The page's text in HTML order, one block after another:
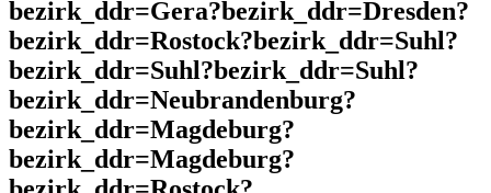
bezirk_ddr=Gera?bezirk_ddr=Dresden?
bezirk_ddr=Rostock?bezirk_ddr=Suhl?
bezirk_ddr=Suhl?bezirk_ddr=Suhl?
bezirk_ddr=Neubrandenburg?
bezirk_ddr=Magdeburg?
bezirk_ddr=Magdeburg?